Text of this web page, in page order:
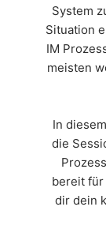
System
Situation
IM
meisten
In
die
bereit für
dir dein